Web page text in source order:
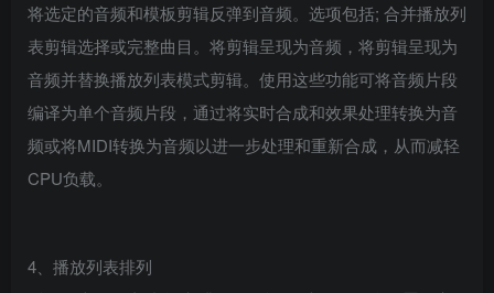
将选定的音频和模板剪辑反弹到音频。选项包括; 合并播放列
表剪辑选择或完整曲目。将剪辑呈现为音频，将剪辑呈现为
音频并替换播放列表模式剪辑。使用这些功能可将音频片段
编译为单个音频片段，通过将实时合成和效果处理转换为音
频或将MIDI转换为音频以进一步处理和重新合成，从而减轻
CPU负载。
4、播放列表排列